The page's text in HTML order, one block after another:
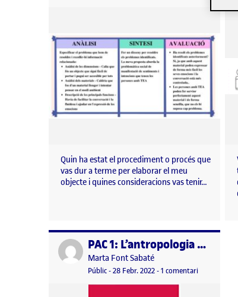
Quin ha estat el procediment o procés que
vas dur a terme per elaborar el meu
objecte i quines consideracions vas tenir…
Publicat per PAC 1: L’antropologia en el disseny
Publicat per
Marta Font Sabaté
Visibilitat:
Públic-Data de publicació
28 Febr. 2022-1 comentaria PAC 1: